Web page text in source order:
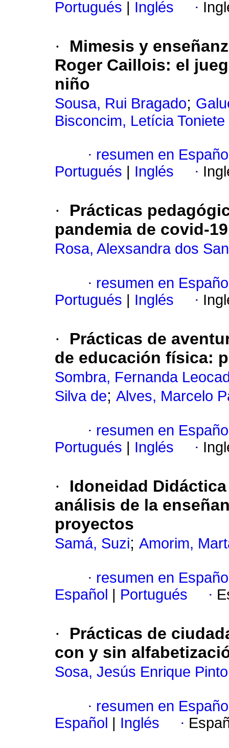
Portugués Inglés ·
·
Mimesis y
Roger Caillois: el
niño
Sousa, Rui Bragado;
Bisconcim, Letícia
· resumen en
Portugués
Inglés ·
·
Prácticas
pandemia de covid-
Rosa, Alexsandra dos
· resumen en
Portugués
Inglés ·
·
Prácticas de
de educación física:
Sombra, Fernanda
Silva de; Alves, Marcelo
· resumen en
Portugués
Inglés ·
·
Idoneidad
análisis de la
proyectos
Samá, Suzi; Amorim,
· resumen en
Español
Portugués ·
·
Prácticas de
con y sin
Sosa, Jesús Enrique Pinto
· resumen en
Español
Inglés ·